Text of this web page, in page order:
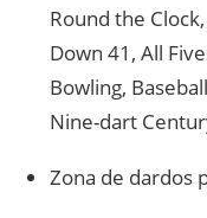
Round the
Down 41, All
Bowling,
Nine-dart
Zona de dardos